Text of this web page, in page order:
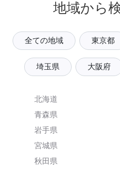
地域から
全ての地域 東京都
埼玉県 大阪府
北海道
青森県
岩手県
宮城県
秋田県